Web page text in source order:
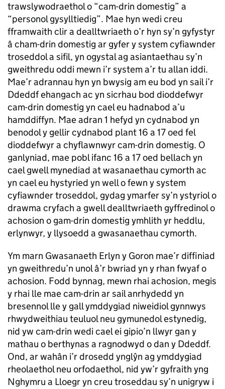
trawslywodraethol o “cam-drin domestig” a
“personol gysylltiedig”. Mae hyn wedi creu
fframwaith clir a dealltwriaeth o’r hyn sy’n gyfystyr
â cham-drin domestig ar gyfer y system cyfiawnder
troseddol a sifil, yn ogystal ag asiantaethau sy’n
gweithredu oddi mewn i’r system a’r tu allan iddi.
Mae’r adrannau hyn yn bwysig am eu bod yn sail i’r
Ddeddf ehangach ac yn sicrhau bod dioddefwyr
cam-drin domestig yn cael eu hadnabod a’u
hamddiffyn. Mae adran 1 hefyd yn cydnabod yn
benodol y gellir cydnabod plant 16 a 17 oed fel
dioddefwyr a chyflawnwyr cam-drin domestig. O
ganlyniad, mae pobl ifanc 16 a 17 oed bellach yn
cael gwell mynediad at wasanaethau cymorth ac
yn cael eu hystyried yn well o fewn y system
cyfiawnder troseddol, gydag ymarfer sy’n ystyriol o
drawma cryfach a gwell dealltwriaeth gyffredinol o
achosion o gam-drin domestig ymhlith yr heddlu,
erlynwyr, y llysoedd a gwasanaethau cymorth.
Ym marn Gwasanaeth Erlyn y Goron mae’r diffiniad
yn gweithredu’n unol â’r bwriad yn y rhan fwyaf o
achosion. Fodd bynnag, mewn rhai achosion, megis
y rhai lle mae cam-drin ar sail anrhydedd yn
bresennol lle y gall ymddygiad niweidiol gynnwys
rhwydweithiau teuluol neu gymunedol estynedig,
nid yw cam-drin wedi cael ei gipio’n llwyr gan y
mathau o berthynas a ragnodwyd o dan y Ddeddf.
Ond, ar wahân i’r drosedd ynglŷn ag ymddygiad
rheolaethol neu orfodaethol, nid yw’r gyfraith yng
Nghymru a Lloegr yn creu troseddau sy’n unigryw i